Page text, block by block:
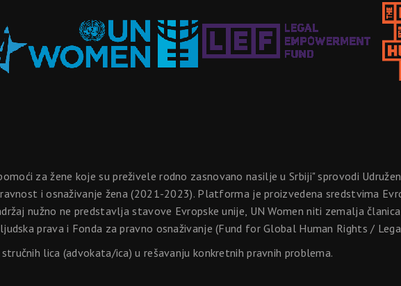
za žene koje su preživele rodno zasnovano nasilje u Srbiji" sprovodi
i osnaživanje žena (2021-2023). Platforma je proizvedena sredstvima
nužno ne predstavlja stavove Evropske unije, UN Women niti zemalja
prava i Fonda za pravno osnaživanje (Fund for Global Human Rights /
lica (advokata/ica) u rešavanju konkretnih pravnih problema.